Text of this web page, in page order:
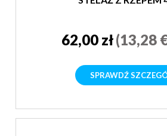
62,00 zł(13,28
SPRAWDŹ